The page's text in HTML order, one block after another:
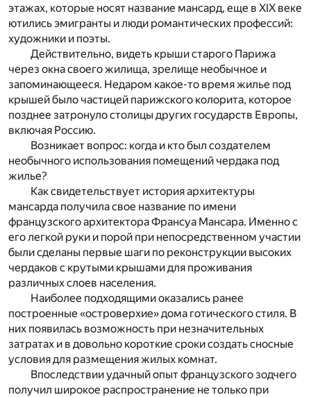
этажах, которые носят название мансард, еще в ХIХ веке
ютились эмигранты и люди романтических профессий:
художники и поэты.
Действительно, видеть крыши старого Парижа
через окна своего жилища, зрелище необычное и
запоминающееся. Недаром какое-то время жилье под
крышей было частицей парижского колорита, которое
позднее затронуло столицы других государств Европы,
включая Россию.
Возникает вопрос: когда и кто был создателем
необычного использования помещений чердака под
жилье?
Как свидетельствует история архитектуры
мансарда получила свое название по имени
французского архитектора Франсуа Мансара. Именно с
его легкой руки и порой при непосредственном участии
были сделаны первые шаги по реконструкции высоких
чердаков с крутыми крышами для проживания
различных слоев населения.
Наиболее подходящими оказались ранее
построенные «островерхие» дома готического стиля. В
них появилась возможность при незначительных
затратах и в довольно короткие сроки создать сносные
условия для размещения жилых комнат.
Впоследствии удачный опыт французского зодчего
получил широкое распространение не только при